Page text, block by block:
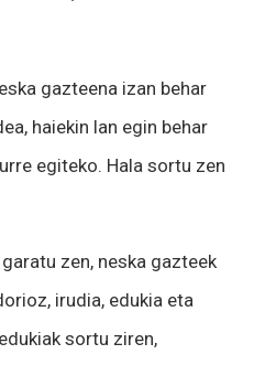
gazteena izan behar
haiekin lan egin behar
egiteko. Hala sortu zen
zen, neska gazteek
irudia, edukia eta
sortu ziren,